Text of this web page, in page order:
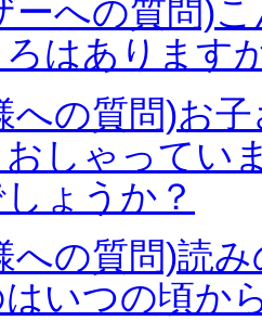
ーへの質問)
ろはあります
への質問)お
おしゃってい
ょうか？
への質問)読
はいつの頃か